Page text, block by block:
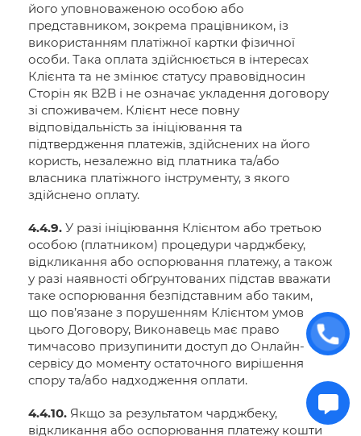
його уповноваженою особою або
представником, зокрема працівником, із
використанням платіжної картки фізичної
особи. Така оплата здійснюється в інтересах
Клієнта та не змінює статусу правовідносин
Сторін як B2B і не означає укладення договору
зі споживачем. Клієнт несе повну
відповідальність за ініціювання та
підтвердження платежів, здійснених на його
користь, незалежно від платника та/або
власника платіжного інструменту, з якого
здійснено оплату.
4.4.9. У разі ініціювання Клієнтом або третьою
особою (платником) процедури чарджбеку,
відкликання або оспорювання платежу, а також
у разі наявності обґрунтованих підстав вважати
таке оспорювання безпідставним або таким,
що пов’язане з порушенням Клієнтом умов
цього Договору, Виконавець має право
тимчасово призупинити доступ до Онлайн-
сервісу до моменту остаточного вирішення
спору та/або надходження оплати.
4.4.10. Якщо за результатом чарджбеку,
відкликання або оспорювання платежу кошти